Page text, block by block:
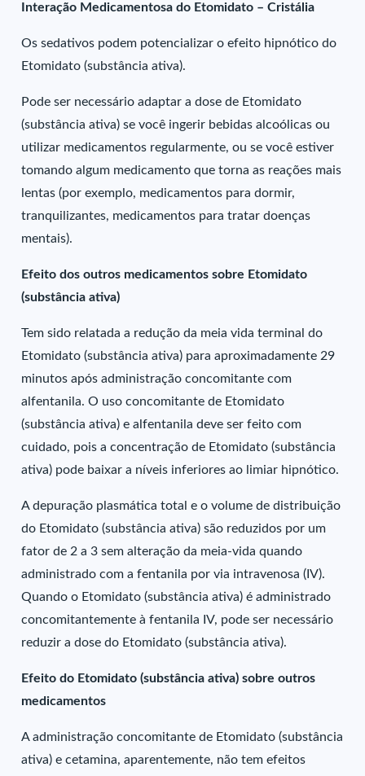
Interação Medicamentosa do Etomidato – Cristália
Os sedativos podem potencializar o efeito hipnótico do
Etomidato (substância ativa).
Pode ser necessário adaptar a dose de Etomidato
(substância ativa) se você ingerir bebidas alcoólicas ou
utilizar medicamentos regularmente, ou se você estiver
tomando algum medicamento que torna as reações mais
lentas (por exemplo, medicamentos para dormir,
tranquilizantes, medicamentos para tratar doenças
mentais).
Efeito dos outros medicamentos sobre Etomidato
(substância ativa)
Tem sido relatada a redução da meia vida terminal do
Etomidato (substância ativa) para aproximadamente 29
minutos após administração concomitante com
alfentanila. O uso concomitante de Etomidato
(substância ativa) e alfentanila deve ser feito com
cuidado, pois a concentração de Etomidato (substância
ativa) pode baixar a níveis inferiores ao limiar hipnótico.
A depuração plasmática total e o volume de distribuição
do Etomidato (substância ativa) são reduzidos por um
fator de 2 a 3 sem alteração da meia-vida quando
administrado com a fentanila por via intravenosa (IV).
Quando o Etomidato (substância ativa) é administrado
concomitantemente à fentanila IV, pode ser necessário
reduzir a dose do Etomidato (substância ativa).
Efeito do Etomidato (substância ativa) sobre outros
medicamentos
A administração concomitante de Etomidato (substância
ativa) e cetamina, aparentemente, não tem efeitos